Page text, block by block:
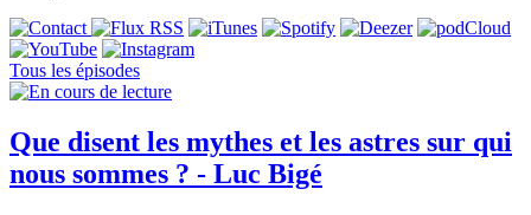
Tous les épisodes
Que disent les mythes et les astres sur qui
nous sommes ? - Luc Bigé